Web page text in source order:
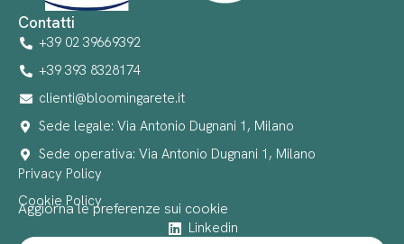
Contatti
+39 02 39669392
+39 393 8328174
clienti@bloomingarete.it
Sede legale: Via Antonio Dugnani 1, Milano
Sede operativa: Via Antonio Dugnani 1, Milano
Privacy Policy
Cookie Policy
Aggiorna le preferenze sui cookie
Linkedin